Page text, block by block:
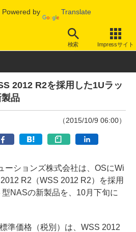
Powered by Translate
検索 Impressサイト
ェア
2012 R2を採用した1Uラッ
品
（2015/10/9 06:00）
ションズ株式会社は、OSにWi
R2（WSS 2012 R2）を採用
NASの新製品を、10月下旬に
準価格（税別）は、WSS 2012